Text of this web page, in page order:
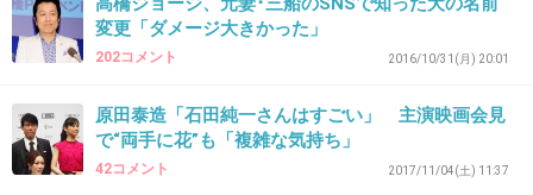
38. 匿名 2018/08/11(土) 15:56:35
+1 -14
変更「ダメージ大きかった」
202コメント 2016/10/31(月) 20:01
原田泰造「石田純一さんはすごい」 主演映画会見
で“両手に花”も「複雑な気持ち」
42コメント 2017/11/04(土) 11:37